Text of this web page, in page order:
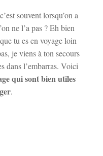
souvent lorsqu’on a
ne l’a pas ? Eh bien
tu es en voyage loin
je viens à ton secours
dans l’embarras. Voici
qui sont bien utiles
.